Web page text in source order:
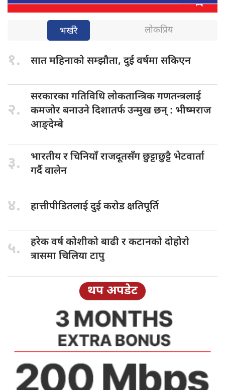
भर्खरै लोकप्रिय
१. सात महिनाकोसम्झौता, दुई वर्षमा सकिएन
२.
सरकारका गतिविधिलोकतान्त्रिक गणतन्त्रलाई
कमजोर बनाउने दिशातर्फ उन्मुख छन् : भीष्मराज
आङ्देम्बे
३. भारतीय रचिनियाँ राजदूतसँग छुट्टाछुट्टै भेटवार्ता
गर्दै वालेन
४. हात्तीपीडितलाई दुईकरोड क्षतिपूर्ति
५. हरेक वर्षकोशीको बाढी र कटानको दोहोरो
त्रासमा चिलिया टापु
थप अपडेट